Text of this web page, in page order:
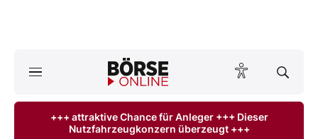
Anlageprodukte
+++ attraktive Chance für Anleger +++ Dieser
Nutzfahrzeugkonzern überzeugt +++